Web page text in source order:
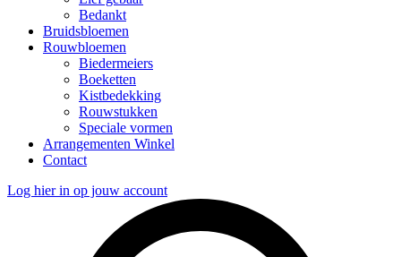
Bedankt
Bruidsbloemen
Rouwbloemen
Biedermeiers
Boeketten
Kistbedekking
Rouwstukken
Speciale vormen
Arrangementen Winkel
Contact
Log hier in op jouw account